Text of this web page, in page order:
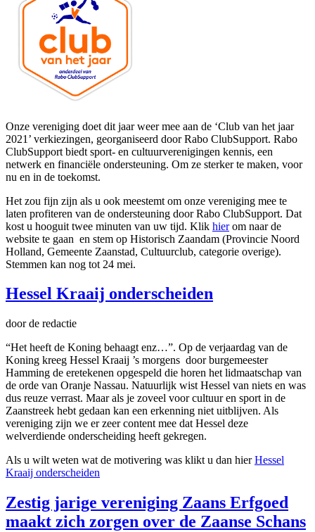
Onze vereniging doet dit jaar weer mee aan de ‘Club van het jaar
2021’ verkiezingen, georganiseerd door Rabo ClubSupport. Rabo
ClubSupport biedt sport- en cultuurverenigingen kennis, een
netwerk en financiële ondersteuning. Om ze sterker te maken, voor
nu en in de toekomst.
Het zou fijn zijn als u ook meestemt om onze vereniging mee te
laten profiteren van de ondersteuning door Rabo ClubSupport. Dat
kost u hooguit twee minuten van uw tijd. Klik hierom naar de
website te gaan en stem op Historisch Zaandam (Provincie Noord
Holland, Gemeente Zaanstad, Cultuurclub, categorie overige).
Stemmen kan nog tot 24 mei.
Hessel Kraaij onderscheiden
door de redactie
“Het heeft de Koning behaagt enz…”. Op de verjaardag van de
Koning kreeg Hessel Kraaij ’s morgens door burgemeester
Hamming de eretekenen opgespeld die horen het lidmaatschap van
de orde van Oranje Nassau. Natuurlijk wist Hessel van niets en was
dus reuze verrast. Maar als je zoveel voor cultuur en sport in de
Zaanstreek hebt gedaan kan een erkenning niet uitblijven. Als
vereniging zijn we er zeer content mee dat Hessel deze
welverdiende onderscheiding heeft gekregen.
Als u wilt weten wat de motivering was klikt u dan hierHessel
Kraaij onderscheiden
Zestig jarige vereniging Zaans Erfgoed
maakt zich zorgen over de Zaanse Schans